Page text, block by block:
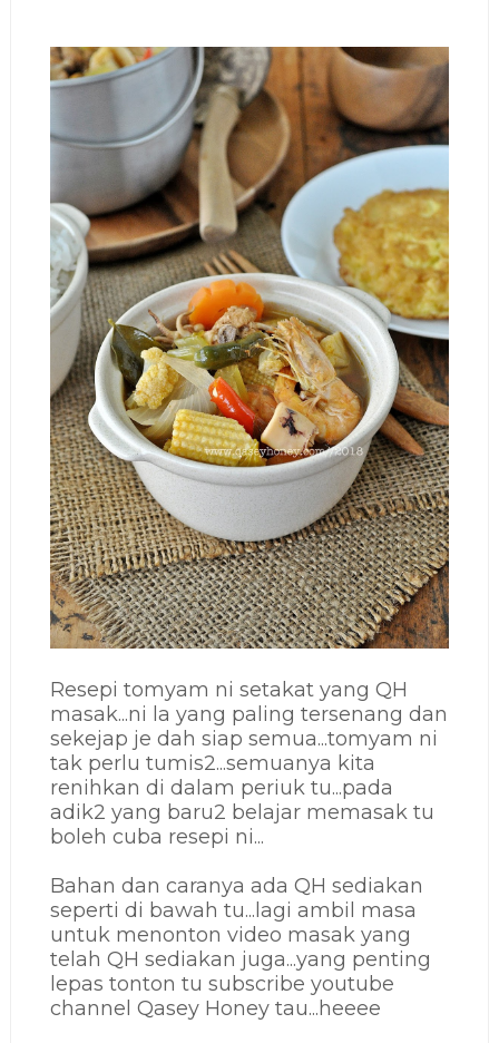
Resepi tomyam ni setakat yang QH
masak...ni la yang paling tersenang dan
sekejap je dah siap semua...tomyam ni
tak perlu tumis2...semuanya kita
renihkan di dalam periuk tu...pada
adik2 yang baru2 belajar memasak tu
boleh cuba resepi ni...
Bahan dan caranya ada QH sediakan
seperti di bawah tu...lagi ambil masa
untuk menonton video masak yang
telah QH sediakan juga...yang penting
lepas tonton tu subscribe youtube
channel Qasey Honey tau...heeee